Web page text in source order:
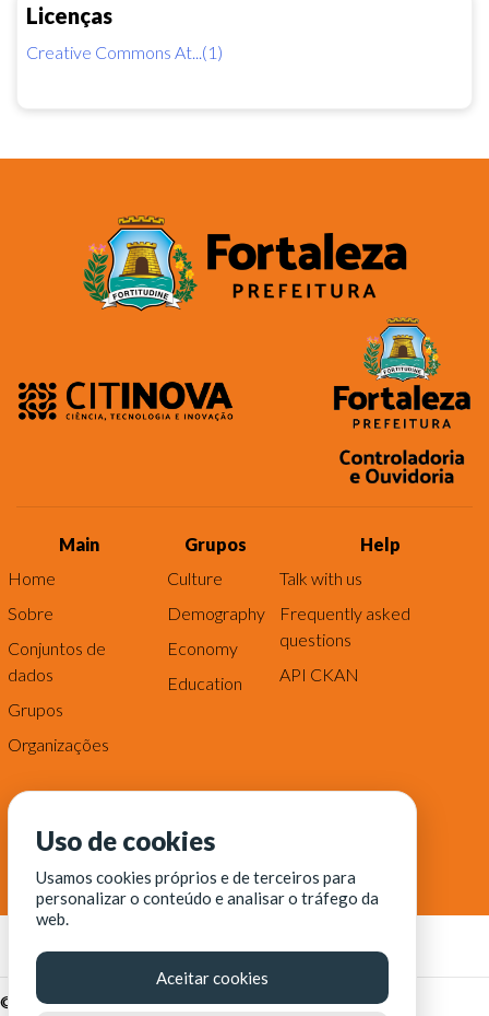
Licenças
Creative Commons At...(1)
Main
Home
Sobre
Conjuntos de
dados
Grupos
Organizações
Grupos
Culture
Demography
Economy
Education
Help
Talk with us
Frequently asked
questions
API CKAN
© Fortaleza Digital || CITINOVA - Fundação de Ciência,
Uso de cookies
Usamos cookies próprios e de terceiros para
personalizar o conteúdo e analisar o tráfego da
web.
Aceitar cookies